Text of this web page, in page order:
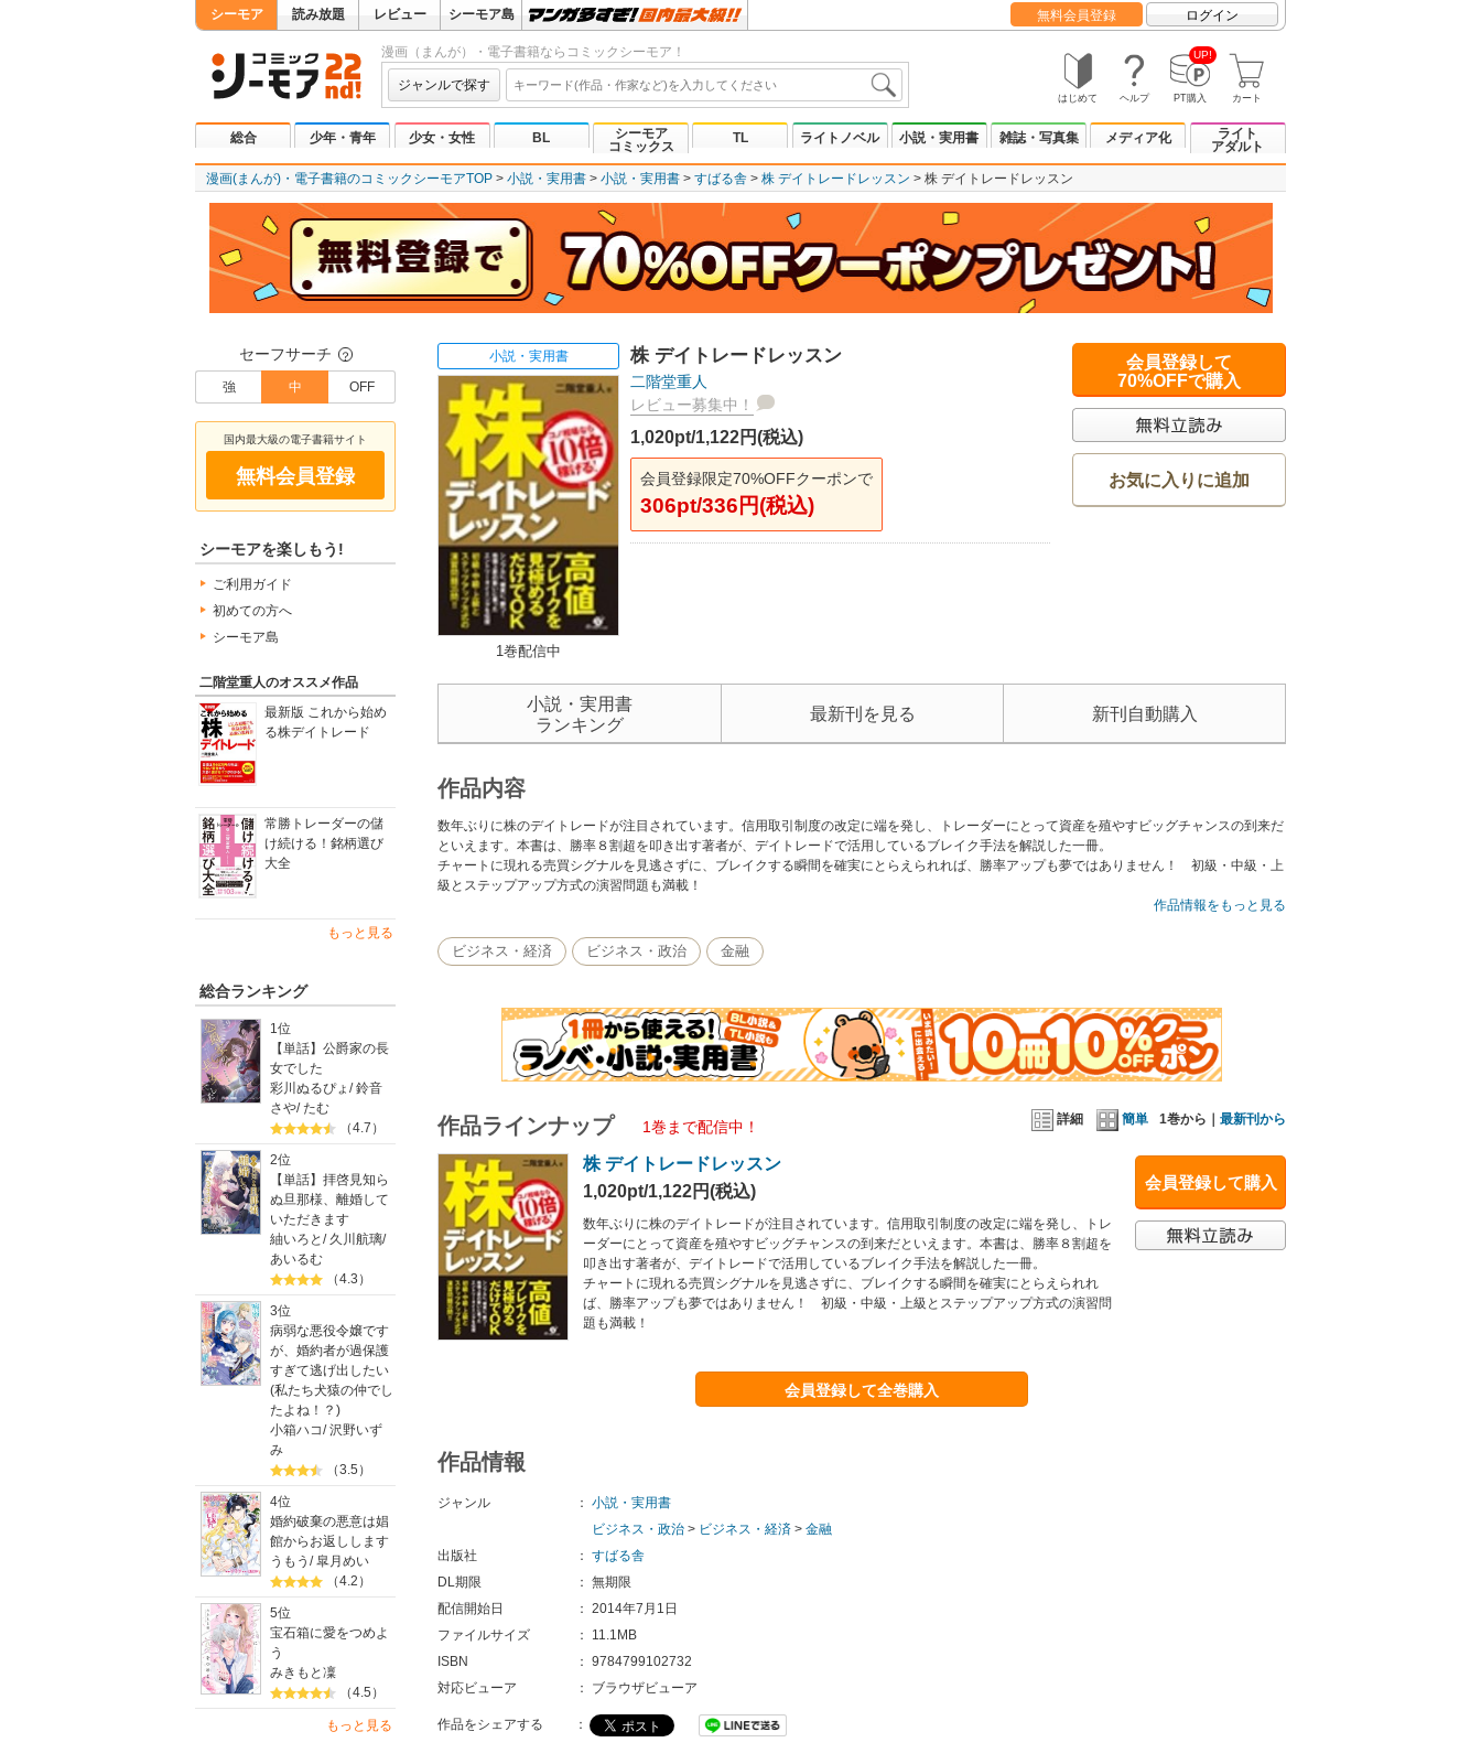
シーモア 読み放題 レビュー シーモア島 無料会員登録 ログイン
漫画（まんが）・電子書籍ならコミックシーモア！
ジャンルで探す
はじめて ヘルプ
UP!
PT購入 カート
総合 少年・青年 少女・女性 BL
シーモア
コミックス
TL ライトノベル 小説・実用書 雑誌・写真集 メディア化
ライト
アダルト
漫画(まんが)・電子書籍のコミックシーモアTOP 小説・実用書 小説・実用書 すばる舎 株 デイトレードレッスン 株 デイトレードレッスン
セーフサーチ ？
強 中 OFF
国内最大級の電子書籍サイト
無料会員登録
シーモアを楽しもう!
ご利用ガイド
初めての方へ
シーモア島
二階堂重人のオススメ作品
最新版 これから始め
る株デイトレード
常勝トレーダーの儲
け続ける！銘柄選び
大全
もっと見る
総合ランキング
1位
【単話】公爵家の長
女でした
彩川ぬるぴょ /鈴音
さや/たむ
（4.7）
2位
【単話】拝啓見知ら
ぬ旦那様、離婚して
いただきます
紬いろと / 久川航璃/
あいるむ
（4.3）
3位
病弱な悪役令嬢です
が、婚約者が過保護
すぎて逃げ出したい
(私たち犬猿の仲でし
たよね！？)
小箱ハコ/沢野いず
み
（3.5）
4位
婚約破棄の悪意は娼
館からお返しします
うもう /皐月めい
（4.2）
5位
宝石箱に愛をつめよ
う
みきもと凜
（4.5）
もっと見る
小説・実用書
1巻配信中
株 デイトレードレッスン
二階堂重人
レビュー募集中！
1,020pt/1,122円(税込)
会員登録限定70%OFFクーポンで
306pt/336円(税込)
会員登録して
70%OFFで購入
お気に入りに追加
小説・実用書
ランキング
最新刊を見る 新刊自動購入
作品内容
数年ぶりに株のデイトレードが注目されています。信用取引制度の改定に端を発し、トレーダーにとって資産を殖やすビッグチャンスの到来だ
といえます。本書は、勝率８割超を叩き出す著者が、デイトレードで活用しているブレイク手法を解説した一冊。
チャートに現れる売買シグナルを見逃さずに、ブレイクする瞬間を確実にとらえられれば、勝率アップも夢ではありません！ 初級・中級・上
級とステップアップ方式の演習問題も満載！
作品情報をもっと見る
ビジネス・経済 ビジネス・政治 金融
詳細 簡単 1巻から｜ 最新刊から
作品ラインナップ 1巻まで配信中！
会員登録して購入
株 デイトレードレッスン
1,020pt/1,122円(税込)
数年ぶりに株のデイトレードが注目されています。信用取引制度の改定に端を発し、トレ
ーダーにとって資産を殖やすビッグチャンスの到来だといえます。本書は、勝率８割超を
叩き出す著者が、デイトレードで活用しているブレイク手法を解説した一冊。
チャートに現れる売買シグナルを見逃さずに、ブレイクする瞬間を確実にとらえられれ
ば、勝率アップも夢ではありません！ 初級・中級・上級とステップアップ方式の演習問
題も満載！
会員登録して全巻購入
作品情報
ジャンル ： 小説・実用書
ビジネス・政治 > ビジネス・経済 > 金融
出版社
： すばる舎
DL期限
： 無期限
配信開始日
： 2014年7月1日
ファイルサイズ
：
11.1MB
ISBN
： 9784799102732
対応ビューア
： ブラウザビューア
作品をシェアする ：